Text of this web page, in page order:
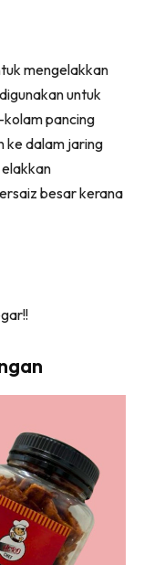
mengelakkan
untuk
pancing
ke dalam jaring
besar kerana